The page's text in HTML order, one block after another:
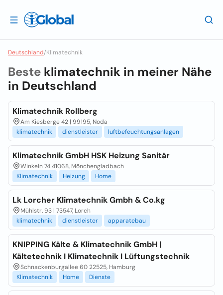
Deutschland/Klimatechnik
Beste klimatechnik in meiner Nähe
in Deutschland
Klimatechnik Rollberg
Am Kiesberge 42 | 99195, Nöda
klimatechnik
dienstleister luftbefeuchtungsanlagen
Klimatechnik GmbH HSK Heizung Sanitär
Winkeln 74 41068, Mönchengladbach
Klimatechnik
Heizung Home
Lk Lorcher Klimatechnik Gmbh & Co.kg
Mühlstr. 93 | 73547, Lorch
klimatechnik
dienstleister apparatebau
KNIPPING Kälte & Klimatechnik GmbH |
Kältetechnik I Klimatechnik I Lüftungstechnik
Schnackenburgallee 60 22525, Hamburg
Klimatechnik
Home Dienste